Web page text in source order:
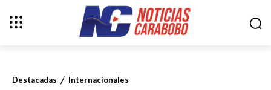
Destacadas Internacionales